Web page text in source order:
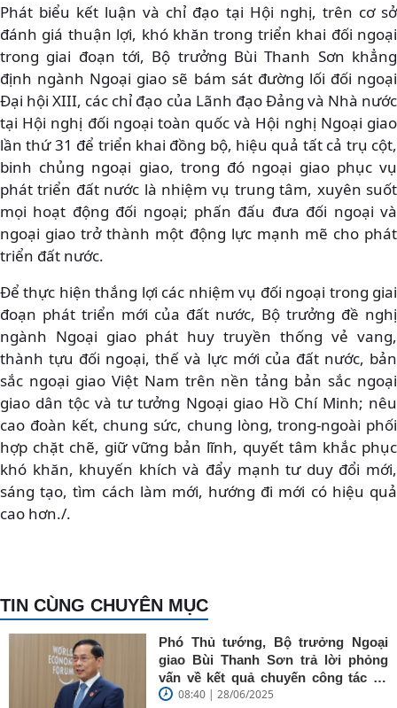
Phát biểu kết luận và chỉ đạo tại Hội nghị, trên cơ sở
đánh giá thuận lợi, khó khăn trong triển khai đối ngoại
trong giai đoạn tới, Bộ trưởng Bùi Thanh Sơn khẳng
định ngành Ngoại giao sẽ bám sát đường lối đối ngoại
Đại hội XIII, các chỉ đạo của Lãnh đạo Đảng và Nhà nước
tại Hội nghị đối ngoại toàn quốc và Hội nghị Ngoại giao
lần thứ 31 để triển khai đồng bộ, hiệu quả tất cả trụ cột,
binh chủng ngoại giao, trong đó ngoại giao phục vụ
phát triển đất nước là nhiệm vụ trung tâm, xuyên suốt
mọi hoạt động đối ngoại; phấn đấu đưa đối ngoại và
ngoại giao trở thành một động lực mạnh mẽ cho phát
triển đất nước.
Để thực hiện thắng lợi các nhiệm vụ đối ngoại trong giai
đoạn phát triển mới của đất nước, Bộ trưởng đề nghị
ngành Ngoại giao phát huy truyền thống vẻ vang,
thành tựu đối ngoại, thế và lực mới của đất nước, bản
sắc ngoại giao Việt Nam trên nền tảng bản sắc ngoại
giao dân tộc và tư tưởng Ngoại giao Hồ Chí Minh; nêu
cao đoàn kết, chung sức, chung lòng, trong-ngoài phối
hợp chặt chẽ, giữ vững bản lĩnh, quyết tâm khắc phục
khó khăn, khuyến khích và đẩy mạnh tư duy đổi mới,
sáng tạo, tìm cách làm mới, hướng đi mới có hiệu quả
cao hơn./.
TIN CÙNG CHUYÊN MỤC
Phó Thủ tướng, Bộ trưởng Ngoại
giao Bùi Thanh Sơn trả lời phỏng
vấn về kết quả chuyến công tác tại
Trung Quốc của Thủ tướng Chính
08:40 | 28/06/2025